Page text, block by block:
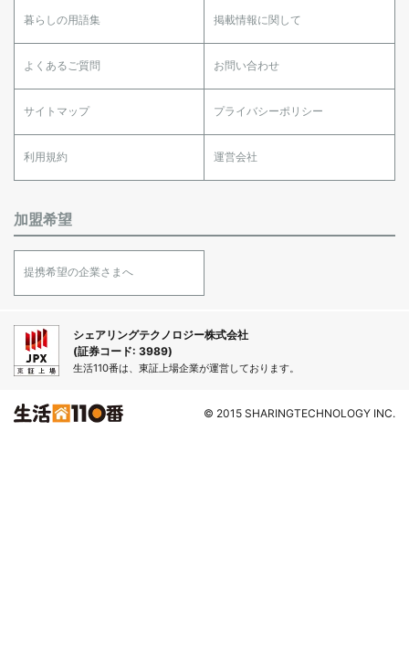
暮らしの用語集 掲載情報に関して
よくあるご質問 お問い合わせ
サイトマップ プライバシーポリシー
利用規約 運営会社
加盟希望
提携希望の企業さまへ
シェアリングテクノロジー株式会社
(証券コード: 3989)
生活110番は、東証上場企業が運営しております。
© 2015 SHARINGTECHNOLOGY INC.